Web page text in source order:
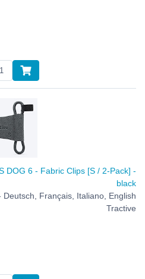
DOG 6 - Fabric Clips [S / 2-Pack] -
black
Deutsch, Français, Italiano, English
Tractive